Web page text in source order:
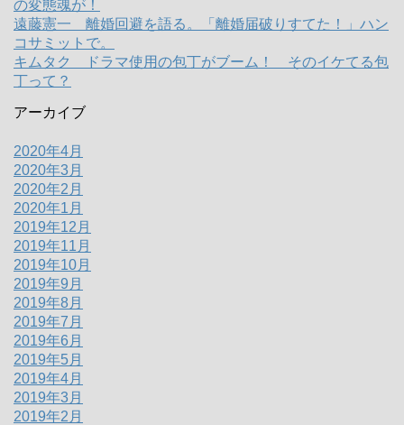
の変態魂が！
遠藤憲一 離婚回避を語る。「離婚届破りすてた！」ハン
コサミットで。
キムタク ドラマ使用の包丁がブーム！ そのイケてる包
丁って？
アーカイブ
2020年4月
2020年3月
2020年2月
2020年1月
2019年12月
2019年11月
2019年10月
2019年9月
2019年8月
2019年7月
2019年6月
2019年5月
2019年4月
2019年3月
2019年2月